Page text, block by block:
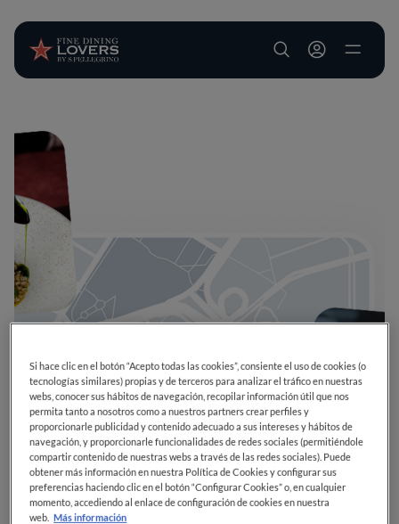
User account
Si hace clic en el botón “Acepto todas las cookies”, consiente el uso de cookies (o
tecnologías similares) propias y de terceros para analizar el tráfico en nuestras
webs, conocer sus hábitos de navegación, recopilar información útil que nos
permita tanto a nosotros como a nuestros partners crear perfiles y
proporcionarle publicidad y contenido adecuado a sus intereses y hábitos de
navegación, y proporcionarle funcionalidades de redes sociales (permitiéndole
compartir contenido de nuestras webs a través de las redes sociales). Puede
obtener más información en nuestra Política de Cookies y configurar sus
preferencias haciendo clic en el botón “Configurar Cookies” o, en cualquier
momento, accediendo al enlace de configuración de cookies en nuestra
web. Más información